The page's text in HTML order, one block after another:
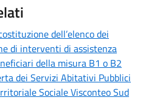
dell’elenco dei
di interventi di assistenza
della misura B1 o B2
dei Servizi Abitativi Pubblici
Sociale Visconteo Sud